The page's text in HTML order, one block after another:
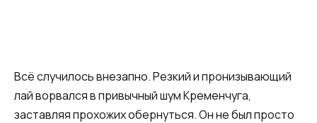
Всё случилось внезапно. Резкий и пронизывающий
лай ворвался в привычный шум Кременчуга,
заставляя прохожих обернуться. Он не был просто